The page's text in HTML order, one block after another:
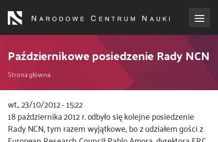
treści
o NCN
dla wnioskodawców
dla realizujących projekty
dla ekspertów
Październikowe posiedzenie Rady NCN
Ścieżka
nawigacyjna
Strona główna
wt., 23/10/2012 - 15:22
18 października 2012 r. odbyło się kolejne posiedzenie
Rady NCN, tym razem wyjątkowe, bo z udziałem gości z